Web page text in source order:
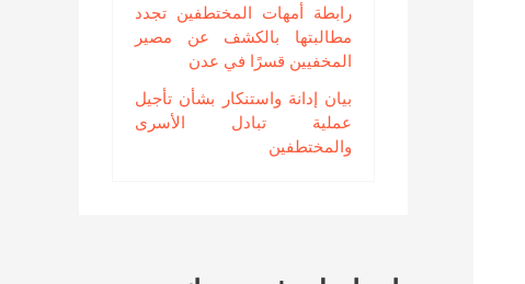
رابطة أمهات المختطفين تجدد
مطالبتها بالكشف عن مصير
المخفيين قسرًا في عدن
بيان إدانة واستنكار بشأن تأجيل
عملية تبادل الأسرى
والمختطفين